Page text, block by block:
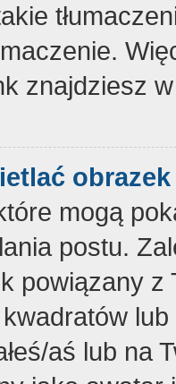
znajdziesz
mogą
postu.
powiązany z
aś lub na